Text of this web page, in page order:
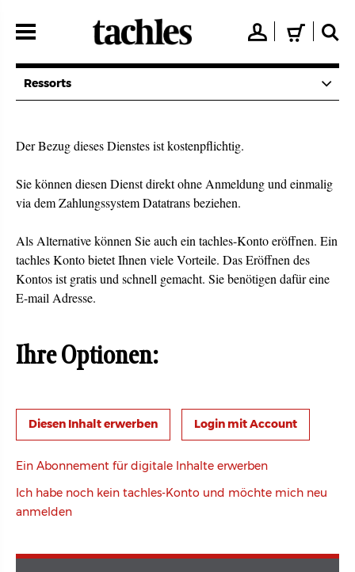
zum
👤 🛒 🔍
Ressorts
Der Bezug dieses Dienstes ist kostenpflichtig.
Sie können diesen Dienst direkt ohne Anmeldung und einmalig
via dem Zahlungssystem Datatrans beziehen.
Als Alternative können Sie auch ein tachles-Konto eröffnen. Ein
tachles Konto bietet Ihnen viele Vorteile. Das Eröffnen des
Kontos ist gratis und schnell gemacht. Sie benötigen dafür eine
E-mail Adresse.
Ihre Optionen:
Login mit Account
Ein Abonnement für digitale Inhalte erwerben
Ich habe noch kein tachles-Konto und möchte mich neu
anmelden